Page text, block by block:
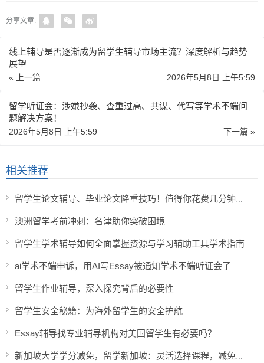
分享文章:
线上辅导是否逐渐成为留学生辅导市场主流？深度解析与趋势
展望
« 上一篇 2026年5月8日 上午5:59
留学听证会：涉嫌抄袭、查重过高、共谋、代写等学术不端问
题解决方案！
下一篇 »
2026年5月8日 上午5:59
相关推荐
留学生论文辅导、毕业论文降重技巧！值得你花费几分钟看看
澳洲留学考前冲刺：名津助你突破困境
留学生学术辅导如何全面掌握资源与学习辅助工具学术指南
ai学术不端申诉，用AI写Essay被通知学术不端听证会了怎么办？
留学生作业辅导，深入探究背后的必要性
留学生安全秘籍：为海外留学生的安全护航
Essay辅导找专业辅导机构对美国留学生有必要吗？
新加坡大学学分减免，留学新加坡：灵活选择课程，减免学分